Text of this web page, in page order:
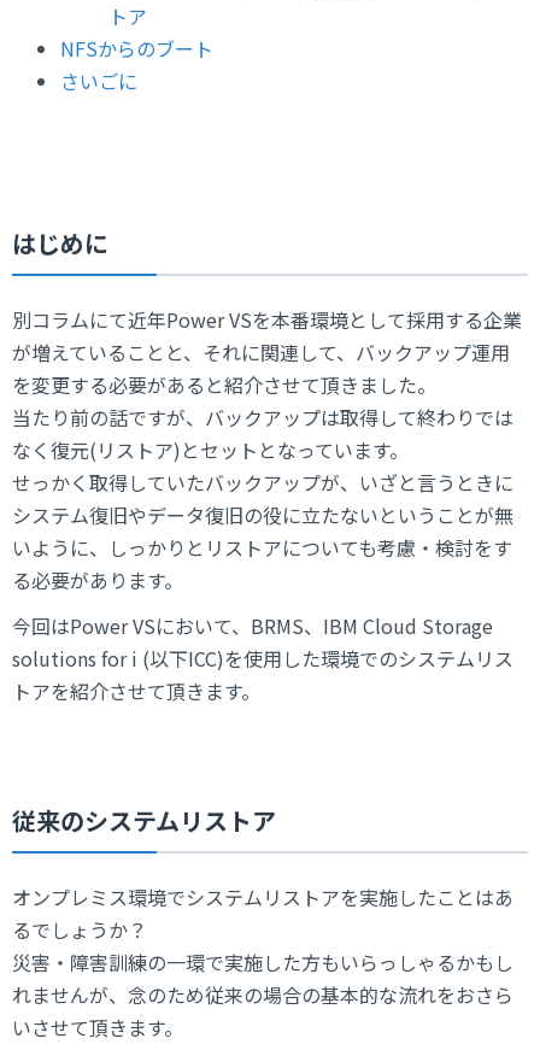
トア
NFSからのブート
さいごに
はじめに
別コラムにて近年Power VSを本番環境として採用する企業
が増えていることと、それに関連して、バックアップ運用
を変更する必要があると紹介させて頂きました。
当たり前の話ですが、バックアップは取得して終わりでは
なく復元(リストア)とセットとなっています。
せっかく取得していたバックアップが、いざと言うときに
システム復旧やデータ復旧の役に立たないということが無
いように、しっかりとリストアについても考慮・検討をす
る必要があります。
今回はPower VSにおいて、BRMS、IBM Cloud Storage
solutions for i (以下ICC)を使用した環境でのシステムリス
トアを紹介させて頂きます。
従来のシステムリストア
オンプレミス環境でシステムリストアを実施したことはあ
るでしょうか？
災害・障害訓練の一環で実施した方もいらっしゃるかもし
れませんが、念のため従来の場合の基本的な流れをおさら
いさせて頂きます。